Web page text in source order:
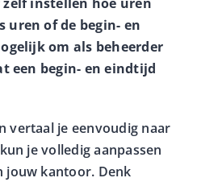
uren of de begin- en
om als beheerder
een begin- en eindtijd
vertaal je eenvoudig naar
je volledig aanpassen
jouw kantoor. Denk